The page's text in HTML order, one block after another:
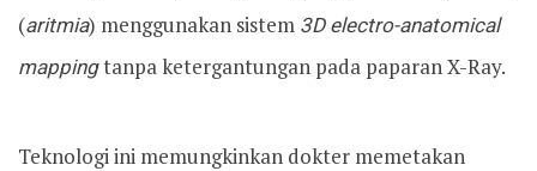
(aritmia) menggunakan sistem 3D electro-anatomical
mappingtanpa ketergantungan pada paparan X-Ray.
Teknologi ini memungkinkan dokter memetakan